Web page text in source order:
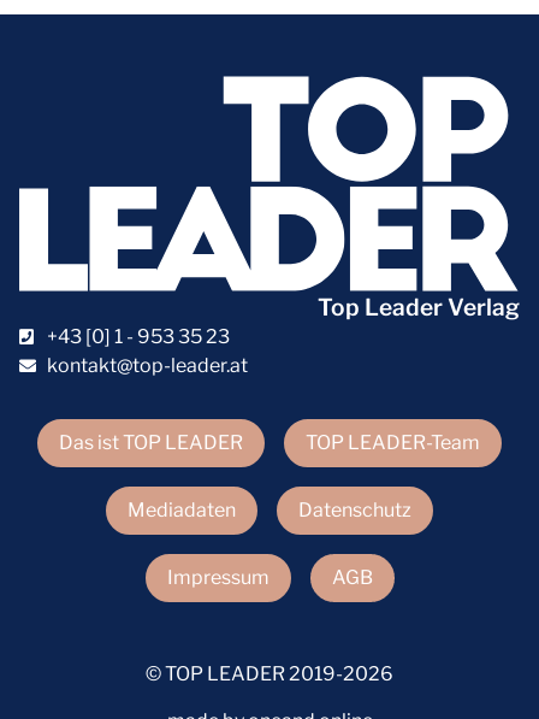
Das ist TOP LEADER TOP LEADER-Team
Mediadaten Datenschutz
Impressum AGB
Top Leader Verlag
+43 [0] 1 - 953 35 23
kontakt@top-leader.at
© TOP LEADER 2019-2026